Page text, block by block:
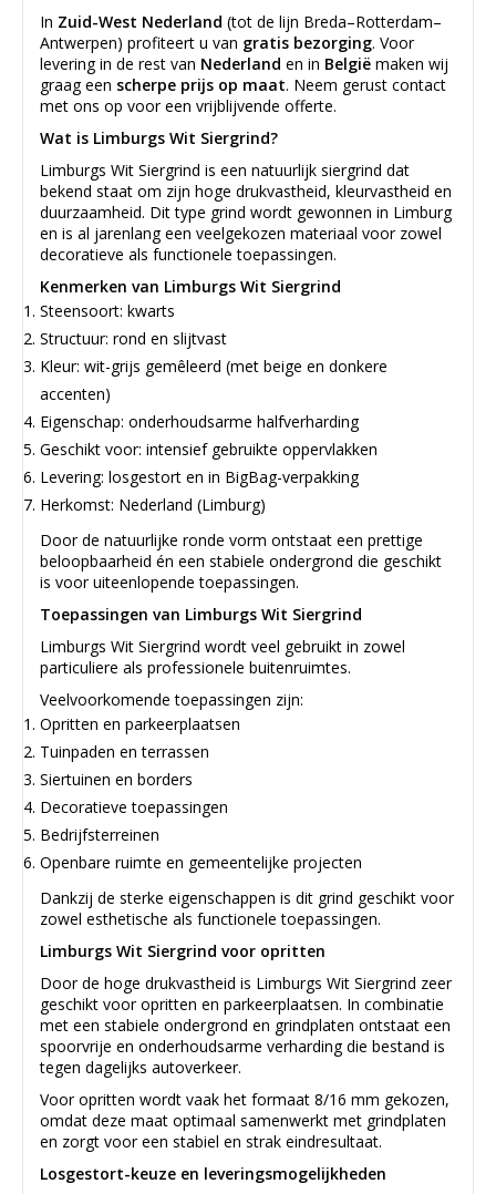
In Zuid-West Nederland (tot de lijn Breda–Rotterdam–
Antwerpen) profiteert u van gratis bezorging. Voor
levering in de rest van Nederland en in België maken wij
graag een scherpe prijs op maat. Neem gerust contact
met ons op voor een vrijblijvende offerte.
Wat is Limburgs Wit Siergrind?
Limburgs Wit Siergrind is een natuurlijk siergrind dat
bekend staat om zijn hoge drukvastheid, kleurvastheid en
duurzaamheid. Dit type grind wordt gewonnen in Limburg
en is al jarenlang een veelgekozen materiaal voor zowel
decoratieve als functionele toepassingen.
Kenmerken van Limburgs Wit Siergrind
Steensoort: kwarts
Structuur: rond en slijtvast
Kleur: wit-grijs gemêleerd (met beige en donkere
accenten)
Eigenschap: onderhoudsarme halfverharding
Geschikt voor: intensief gebruikte oppervlakken
Levering: losgestort en in BigBag-verpakking
Herkomst: Nederland (Limburg)
Door de natuurlijke ronde vorm ontstaat een prettige
beloopbaarheid én een stabiele ondergrond die geschikt
is voor uiteenlopende toepassingen.
Toepassingen van Limburgs Wit Siergrind
Limburgs Wit Siergrind wordt veel gebruikt in zowel
particuliere als professionele buitenruimtes.
Veelvoorkomende toepassingen zijn:
Opritten en parkeerplaatsen
Tuinpaden en terrassen
Siertuinen en borders
Decoratieve toepassingen
Bedrijfsterreinen
Openbare ruimte en gemeentelijke projecten
Dankzij de sterke eigenschappen is dit grind geschikt voor
zowel esthetische als functionele toepassingen.
Limburgs Wit Siergrind voor opritten
Door de hoge drukvastheid is Limburgs Wit Siergrind zeer
geschikt voor opritten en parkeerplaatsen. In combinatie
met een stabiele ondergrond en grindplaten ontstaat een
spoorvrije en onderhoudsarme verharding die bestand is
tegen dagelijks autoverkeer.
Voor opritten wordt vaak het formaat 8/16 mm gekozen,
omdat deze maat optimaal samenwerkt met grindplaten
en zorgt voor een stabiel en strak eindresultaat.
Losgestort-keuze en leveringsmogelijkheden